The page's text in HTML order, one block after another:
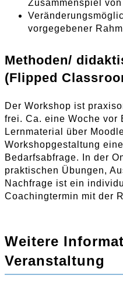
Zusammenspiel
vorgegebener
Methoden/
(Flipped
Der Workshop ist
frei. Ca. eine Woche vor
Lernmaterial über
Workshopgestaltung
Bedarfsabfrage. In der
praktischen Übungen,
Nachfrage ist ein
Coachingtermin mit der
Weitere
Veranstaltung